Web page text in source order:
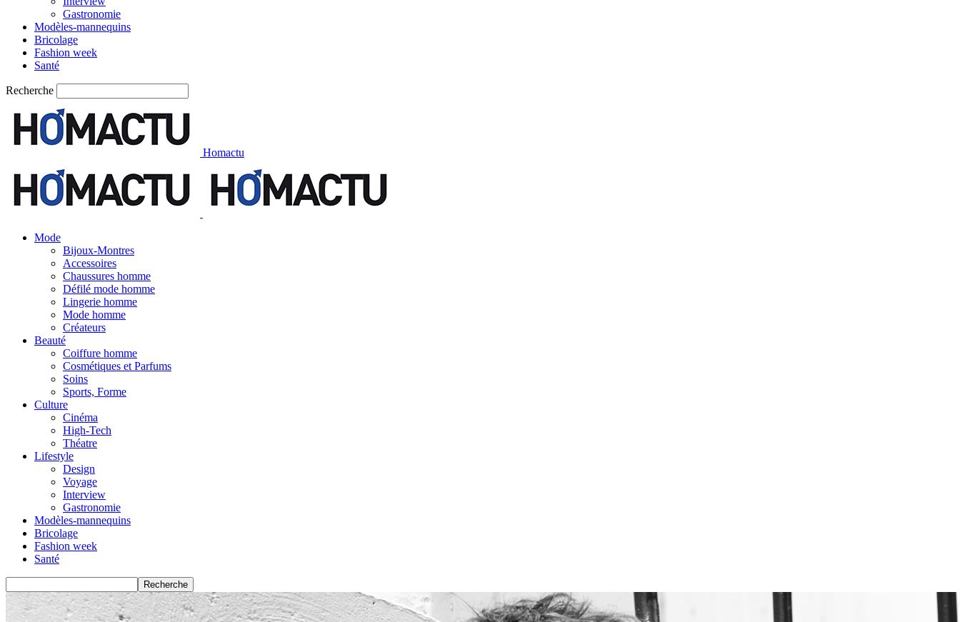
Gastronomie
Modèles-mannequins
Bricolage
Fashion week
Santé
Recherche
Homactu
Mode
Bijoux-Montres
Accessoires
Chaussures homme
Défilé mode homme
Lingerie homme
Mode homme
Créateurs
Beauté
Coiffure homme
Cosmétiques et Parfums
Soins
Sports, Forme
Culture
Cinéma
High-Tech
Théatre
Lifestyle
Design
Voyage
Interview
Gastronomie
Modèles-mannequins
Bricolage
Fashion week
Santé